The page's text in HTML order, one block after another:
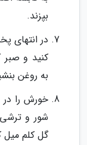
بپزند.
در انتهای
کنید و
به روغن
خورش را در
شور و
گل کلم میل